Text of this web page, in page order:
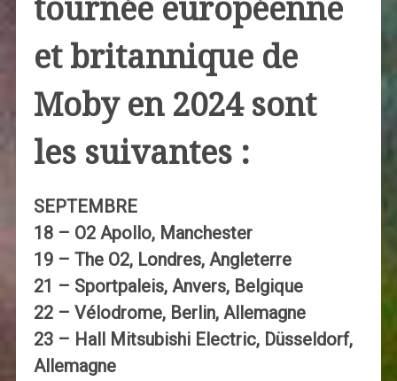
tournée européenne
et britannique de
Moby en 2024 sont
les suivantes :
SEPTEMBRE
18 – O2 Apollo, Manchester
19 – The O2, Londres, Angleterre
21 – Sportpaleis, Anvers, Belgique
22 – Vélodrome, Berlin, Allemagne
23 – Hall Mitsubishi Electric, Düsseldorf,
Allemagne